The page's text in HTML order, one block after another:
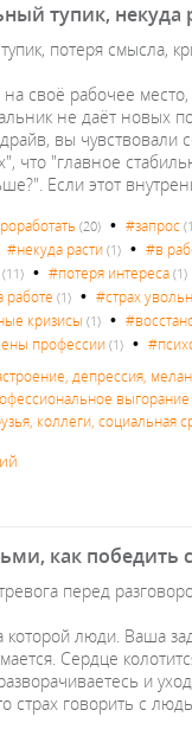
тупик, некуда
потеря смысла,
своё рабочее
не даёт новых
вы
что "главное
Если этот
(20) •#запрос
#некуда расти (1) •#в
(11) •#потеря интереса (1)
работе (1) •#страх
кризисы (1) •
профессии(1) •
депрессия,
выгорание
коллеги, социальная
как победить
перед
люди. Ваша
Сердце
и
страх говорить с